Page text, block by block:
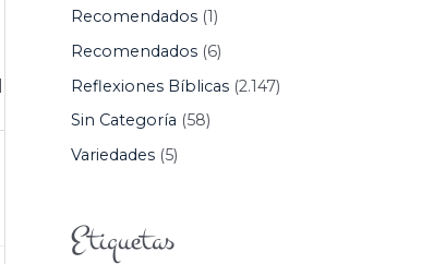
Recomendados(1)
Recomendados(6)
Reflexiones Bíblicas(2.147)
Sin Categoría (58)
Variedades(5)
Etiquetas